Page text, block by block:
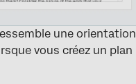
une orientation
vous créez un plan